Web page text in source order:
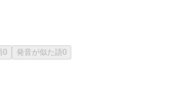
0 発音が似た語0